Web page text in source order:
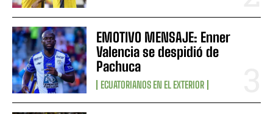
EMOTIVO MENSAJE: Enner
Valencia se despidió de
Pachuca
ECUATORIANOS EN EL EXTERIOR